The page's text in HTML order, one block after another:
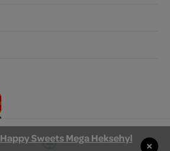
Happy Sweets Mega Heksehyl